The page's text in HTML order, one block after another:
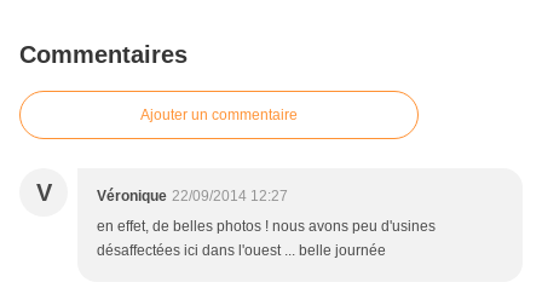
Commentaires
Ajouter un commentaire
V Véronique 22/09/2014 12:27
en effet, de belles photos ! nous avons peu d'usines
désaffectées ici dans l'ouest ... belle journée